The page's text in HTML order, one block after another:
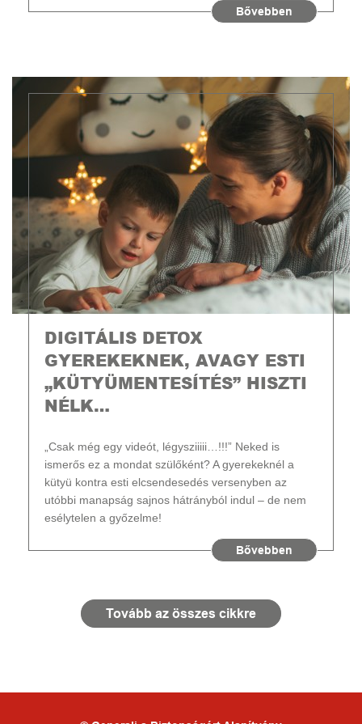
Bővebben
DIGITÁLIS DETOX
GYEREKEKNEK, AVAGY ESTI
„KÜTYÜMENTESÍTÉS” HISZTI
NÉLK…
„Csak még egy videót, légysziiiii…!!!” Neked is
ismerős ez a mondat szülőként? A gyerekeknél a
kütyü kontra esti elcsendesedés versenyben az
utóbbi manapság sajnos hátrányból indul – de nem
esélytelen a győzelme!
Bővebben
Tovább az összes cikkre